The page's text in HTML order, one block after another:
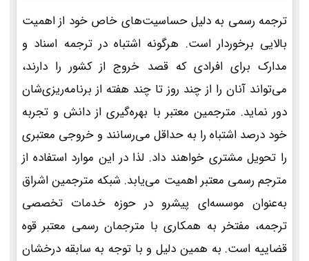
ترجمه رسمی به دلیل حساسیت‌های خاص خود از اهمیت
بالایی برخوردار است. هرگونه اشتباه در ترجمه اسناد و
مدارک برای افرادی که قصد خروج از کشور را دارند،
می‌تواند آنان را از چند روز تا چند هفته از برنامه‌ریزی‌شان
دور نماید. مترجمین معتبر با بهره‌گیری از دانش و تجربه
خود درصد اشتباه را به حداقل می‌رسانند و خروجی معتبری
را تحویل مشتری خواهند داد. لذا در این موارد استفاده از
مترجم رسمی معتبر اهمیت می‌یابد. شبکه مترجمین اشراق
به‌عنوان موسسه‌ای پیشرو در حوزه خدمات تخصصی
ترجمه، مفتخر به همکاری با مترجمان رسمی معتبر قوه
قضاییه است. به همین دلیل و با توجه به سابقه درخشان